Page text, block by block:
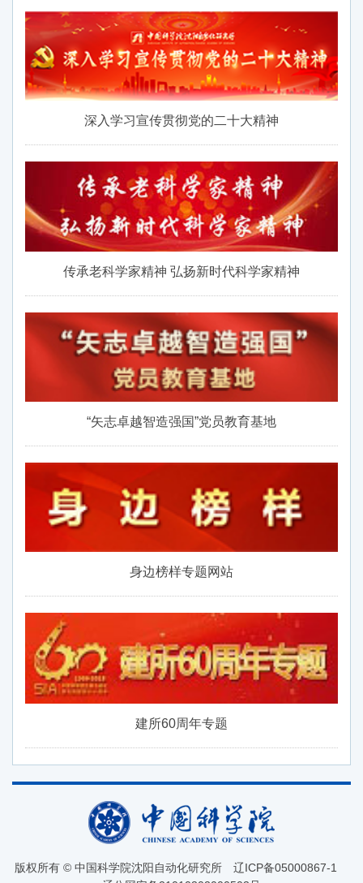
深入学习宣传贯彻党的二十大精神
传承老科学家精神 弘扬新时代科学家精神
“矢志卓越智造强国”党员教育基地
身边榜样专题网站
建所60周年专题
版权所有 © 中国科学院沈阳自动化研究所 辽ICP备05000867-1